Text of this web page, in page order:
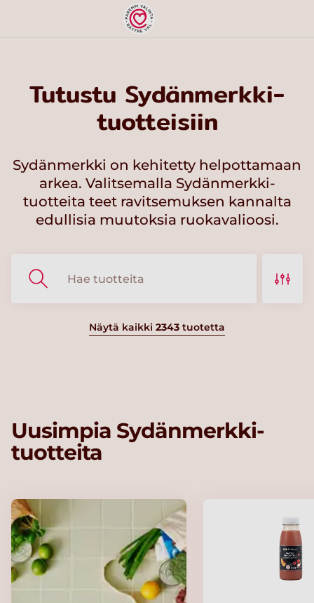
Tutustu Sydänmerkki-
tuotteisiin
Sydänmerkki on kehitetty helpottamaan
arkea. Valitsemalla Sydänmerkki-
tuotteita teet ravitsemuksen kannalta
edullisia muutoksia ruokavalioosi.
Näytä kaikki 2343 tuotetta
Uusimpia Sydänmerkki-
tuotteita